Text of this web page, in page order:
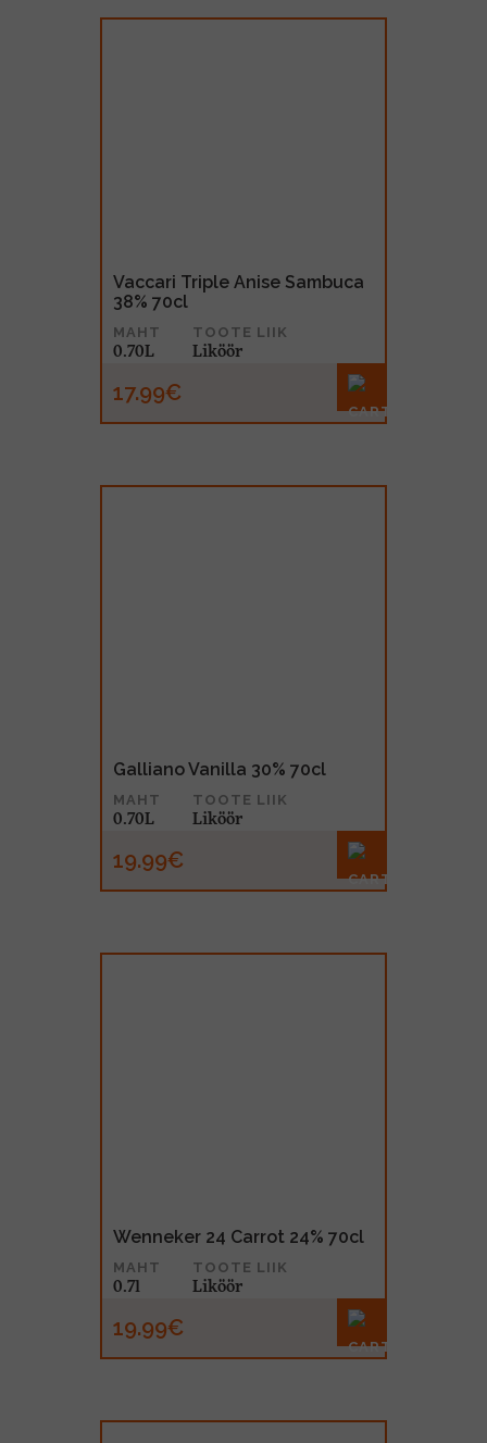
Vaccari Triple Anise Sambuca
38% 70cl
MAHT
0.70L
TOOTE LIIK
Liköör
17.99€
Galliano Vanilla 30% 70cl
MAHT
0.70L
TOOTE LIIK
Liköör
19.99€
Wenneker 24 Carrot 24% 70cl
MAHT
0.7l
TOOTE LIIK
Liköör
19.99€